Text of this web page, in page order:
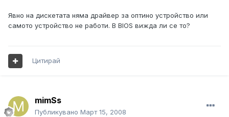
Явно на дискетата няма драйвер за оптино устройство или
самото устройство не работи. В BIOS вижда ли се то?
Цитирай
mimSs
Публикувано Март 15, 2008